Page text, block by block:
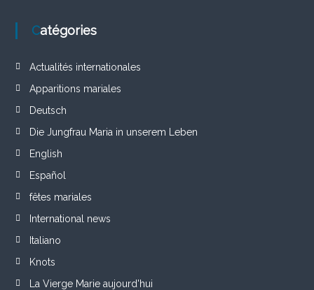
Catégories
Actualités internationales
Apparitions mariales
Deutsch
Die Jungfrau Maria in unserem Leben
English
Español
fêtes mariales
International news
Italiano
Knots
La Vierge Marie aujourd'hui